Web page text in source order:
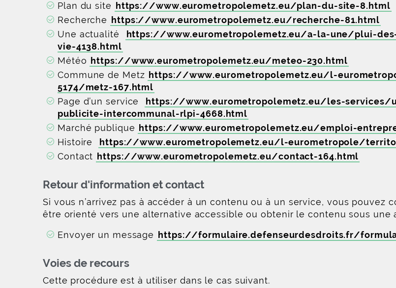
Plan du site
https://www.eurometropolemetz.eu/plan-du-site-8.html
Recherche
https://www.eurometropolemetz.eu/recherche-81.html
Une actualité
https://www.eurometropolemetz.eu/a-la-une/plui-
vie-4138.html
Météo https://www.eurometropolemetz.eu/meteo-230.html
Commune de Metz https://www.eurometropolemetz.eu/l-
5174/metz-167.html
Page d’un service
https://www.eurometropolemetz.eu/les-services/
publicite-intercommunal-rlpi-4668.html
Marché publique https://www.eurometropolemetz.eu/emploi-
Histoire
https://www.eurometropolemetz.eu/l-eurometropole/
Contact https://www.eurometropolemetz.eu/contact-164.html
Retour d'information et contact
Si vous n’arrivez pas à accéder à un contenu ou à un service, vous
être orienté vers une alternative accessible ou obtenir le contenu sous une
Envoyer un message
https://formulaire.defenseurdesdroits.fr/
Voies de recours
Cette procédure est à utiliser dans le cas suivant.